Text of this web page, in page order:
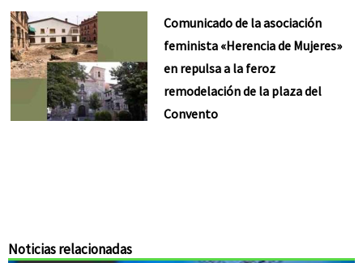
Comunicado de la asociación
feminista «Herencia de Mujeres»
en repulsa a la feroz
remodelación de la plaza del
Convento
Noticias relacionadas